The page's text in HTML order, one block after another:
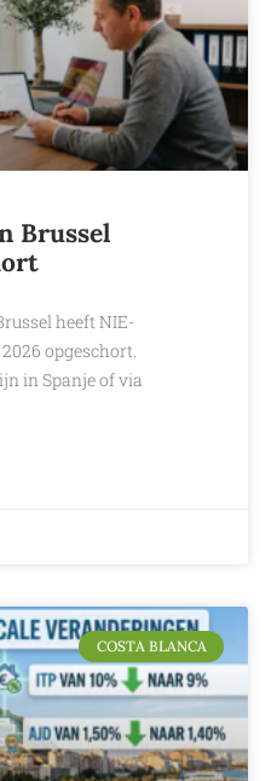
Brussel
heeft NIE-
opgeschort.
in Spanje of via
COSTA BLANCA